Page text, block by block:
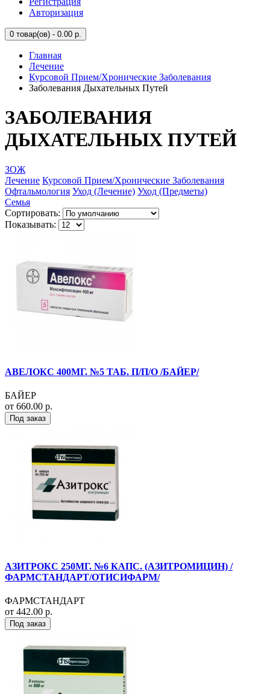
Авторизация
0 товар(ов) - 0.00 р.
Главная
Лечение
Курсовой Прием/Хронические Заболевания
Заболевания Дыхательных Путей
ЗАБОЛЕВАНИЯ
ДЫХАТЕЛЬНЫХ ПУТЕЙ
ЗОЖ
Лечение Курсовой Прием/Хронические Заболевания
Офтальмология Уход (Лечение) Уход (Предметы)
Семья
Сортировать:
Показывать:
АВЕЛОКС 400МГ. №5 ТАБ. П/П/О /БАЙЕР/
БАЙЕР
от 660.00 р.
Под заказ
АЗИТРОКС 250МГ. №6 КАПС. (АЗИТРОМИЦИН) /
ФАРМСТАНДАРТ/ОТИСИФАРМ/
ФАРМСТАНДАРТ
от 442.00 р.
Под заказ